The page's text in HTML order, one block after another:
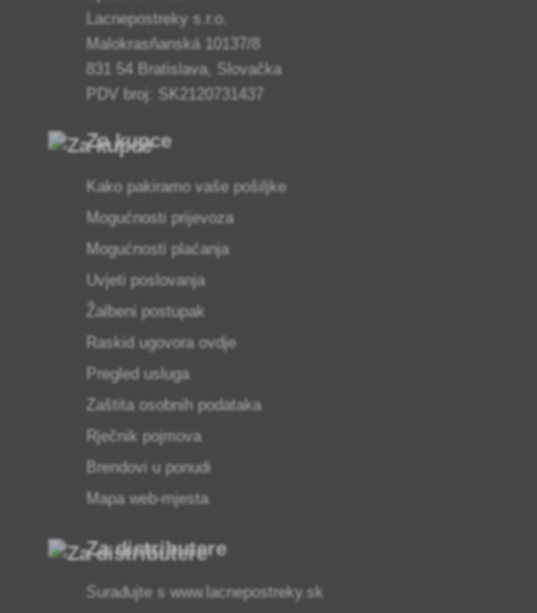
Lacnepostreky s.r.o.
Malokrasňanská 10137/8
831 54 Bratislava, Slovačka
PDV broj: SK2120731437
Za kupce
Kako pakiramo vaše pošiljke
Mogućnosti prijevoza
Mogućnosti plaćanja
Uvjeti poslovanja
Žalbeni postupak
Raskid ugovora ovdje
Pregled usluga
Zaštita osobnih podataka
Rječnik pojmova
Brendovi u ponudi
Mapa web-mjesta
Za distributere
Surađujte s www.lacnepostreky.sk